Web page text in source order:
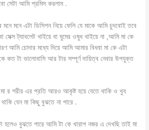
সেটা আমি প্রমিস করলাম .
মনে এটা ডিসিশন নিয়ে ফেলি যে মাকে আমি চুদবোই তবে
ট্যাবলেট খাইয়ে বা ঘুমের ওষুধ খাইয়ে না ,আমি মা কে
আমি চোদার মধ্যে দিয়ে আমি আমার বিধবা মা কে এটা
কত টা ভালোবাসি আর টার সম্পূর্ণ দায়িত্ব নেবার উপযুক্ত
র শরীর এর প্রতি আরও আকৃষ্ট হয়ে যেতে থাকি ও খুব
যেন মা কিছু বুঝতে না পারে .
হলেও বুঝতে পারে আমি টা কে খারাপ নজর এ দেখছি তাই মা